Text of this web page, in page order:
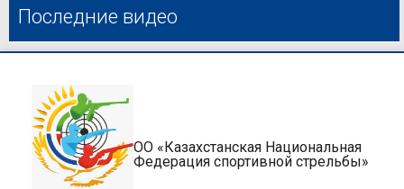
Последние видео
ОО «Казахстанская Национальная
Федерация спортивной стрельбы»